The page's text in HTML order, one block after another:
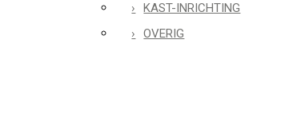
KAST-INRICHTING
OVERIG